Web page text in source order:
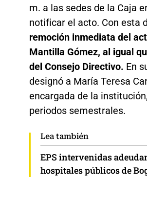
m. a las sedes de la Caja
notificar el acto. Con esta
remoción inmediata del
Mantilla Gómez, al igual
del Consejo Directivo. En
designó a María Teresa
encargada de la
periodos semestrales.
Lea también
EPS intervenidas
hospitales públicos de